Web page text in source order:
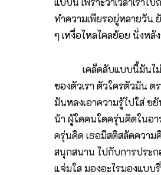
ทำความเพียรอยู่หลายวัน
ๆ เหงื่อไหลไคลย้อย นั่งห
เคล็ดลับแบบนี้มันไม่ใช่เ
ของตัวเรา ตัวใครตัวมัน
มันหลงเอาความรู้ไปใส่ ข
น้า ผู้ใดคนใดครุ่นคิดในอา
ครุ่นคิด เธอมีสติสลัดควา
สนุกสนาน ไปกับการประก
แจ่มใส มองอะไรมองแบ